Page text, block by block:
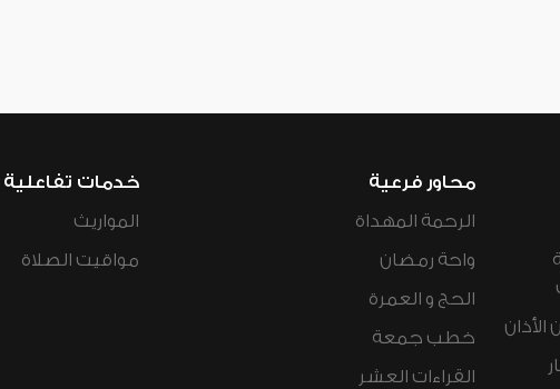
محاور فرعية
الرحمة المهداة
واحة رمضان
الحج و العمرة
خطب جمعة
القراءات العشر
خدمات تفاعلية
المواريث
مواقيت الصلاة